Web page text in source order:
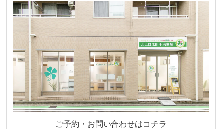
ご予約・お問い合わせはコチラ